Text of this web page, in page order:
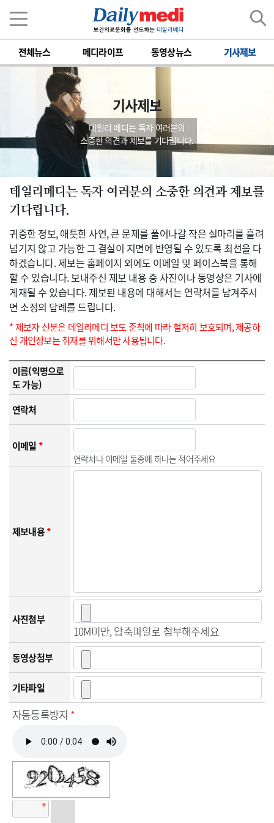
전체뉴스 메디라이프 동영상뉴스 기사제보
기사제보
데일리 메디는 독자 여러분의
소중한 의견과 제보를 기다립니다.
데일리메디는 독자 여러분의 소중한 의견과 제보를
기다립니다.
귀중한 정보, 애틋한 사연, 큰 문제를 풀어나갈 작은 실마리를 흘려
넘기지 않고 가능한 그 결실이 지면에 반영될 수 있도록 최선을 다
하겠습니다. 제보는 홈페이지 외에도 이메일 및 페이스북을 통해
할 수 있습니다. 보내주신 제보 내용 중 사진이나 동영상은 기사에
게재될 수 있습니다. 제보된 내용에 대해서는 연락처를 남겨주시
면 소정의 답례를 드립니다.
* 제보자 신분은 데일리메디 보도 준칙에 따라 철저히 보호되며, 제공하
신 개인정보는 취재를 위해서만 사용됩니다.
이름(익명으로
도 가능)
연락처
이메일*
연락처나 이메일 둘중에 하나는 적어주세요
제보내용*
사진첨부
10M미만, 압축파일로 첨부해주세요
동영상첨부
기타파일
자동등록방지 *